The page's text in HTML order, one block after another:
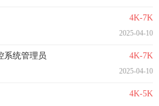
4K-7K
2025-04-10
系统管理员 4K-7K
2025-04-10
4K-5K